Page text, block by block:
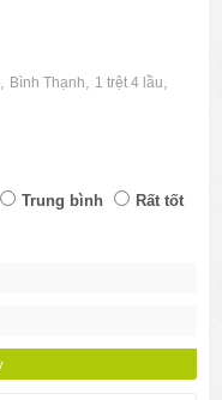
Bình Thạnh 1 trệt 4 lầu
Trung bình
Rất tốt